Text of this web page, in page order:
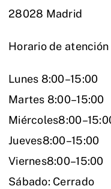
28028 Madrid
Horario de
Lunes 8:00–15:00
Martes 8:00–15:00
Jueves8:00–15:00
Viernes8:00–15:00
Sábado: Cerrado